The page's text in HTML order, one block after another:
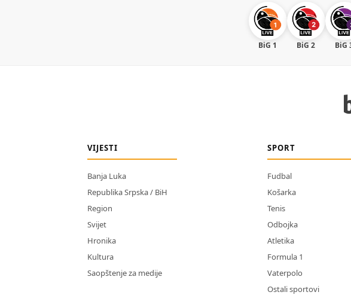
BiG 1 BiG 2 BiG
VIJESTI
Banja Luka
Republika Srpska / BiH
Region
Svijet
Hronika
Kultura
Saopštenje za medije
SPORT
Fudbal
Košarka
Tenis
Odbojka
Atletika
Formula 1
Vaterpolo
Ostali sportovi